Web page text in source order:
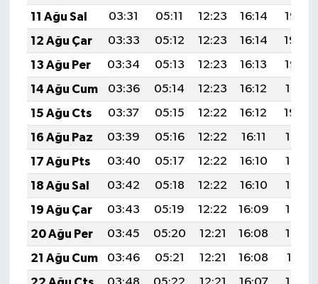
11 Ağu Sal
03:31 05:11 12:23 16:14
19:25
12 Ağu Çar
03:33 05:12 12:23 16:14
19:24
13 Ağu Per
03:34 05:13 12:23 16:13
19:23
14 Ağu Cum
03:36 05:14 12:23 16:12
19:21
15 Ağu Cts
03:37 05:15 12:22 16:12
19:20
16 Ağu Paz
03:39 05:16 12:22 16:11
19:18
17 Ağu Pts
03:40 05:17 12:22 16:10
19:17
18 Ağu Sal
03:42 05:18 12:22 16:10
19:16
19 Ağu Çar
03:43 05:19 12:22 16:09
19:14
20 Ağu Per
03:45 05:20 12:21 16:08
19:13
21 Ağu Cum
03:46 05:21 12:21 16:08
19:11